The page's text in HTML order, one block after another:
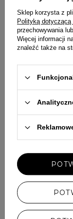
Każda opinia
Jeśli nosiłaś ten
wysokiej jakości
układa sie
Sklep korzysta z
Polityką dotyczącą
przechowywania
Więcej informacji
znaleźć także na